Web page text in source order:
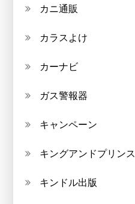
カニ通販
カラスよけ
カーナビ
ガス警報器
キャンペーン
キングアンドプリンス
キンドル出版